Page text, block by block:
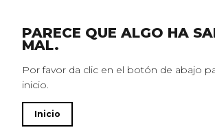
Franquicias
Colecciones
Noticias
PARECE QUE ALGO HA
MAL.
Por favor da clic en el botón de abajo
inicio.
Inicio